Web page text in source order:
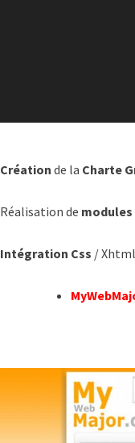
Création de la Charte
Réalisation de
Intégration Css / Xhtml